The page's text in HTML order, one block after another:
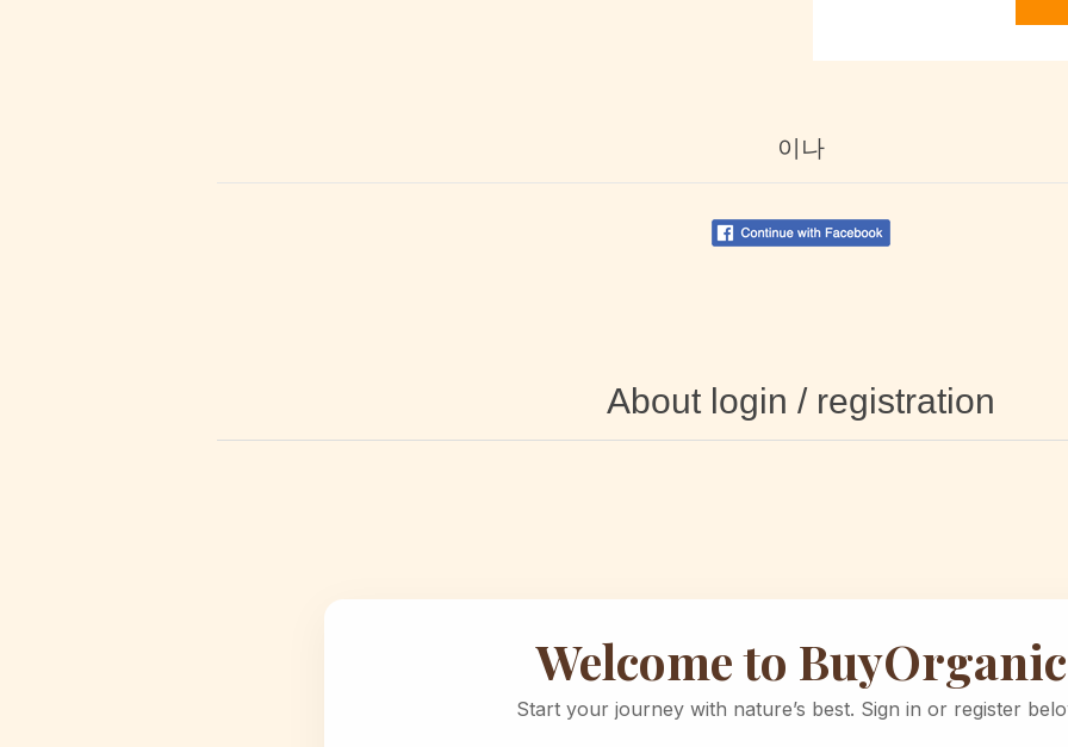
이나
About login / registration
Welcome to BuyOrganic
Start your journey with nature’s best. Sign in or register